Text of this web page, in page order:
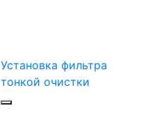
Установка фильтра
тонкой очистки